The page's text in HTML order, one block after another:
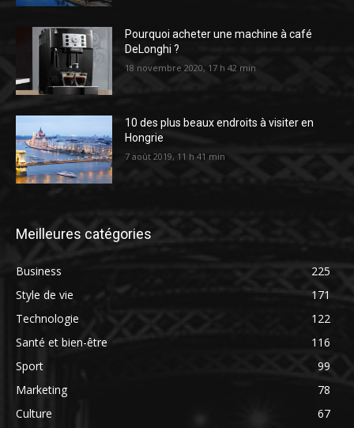
Pourquoi acheter une machine à café
DeLonghi ?
18 novembre 2020, 17 h 42 min
10 des plus beaux endroits à visiter en
Hongrie
7 août 2019, 11 h 41 min
Meilleures catégories
Business
225
Style de vie
171
Technologie
122
Santé et bien-être
116
Sport
99
Marketing
78
Culture
67